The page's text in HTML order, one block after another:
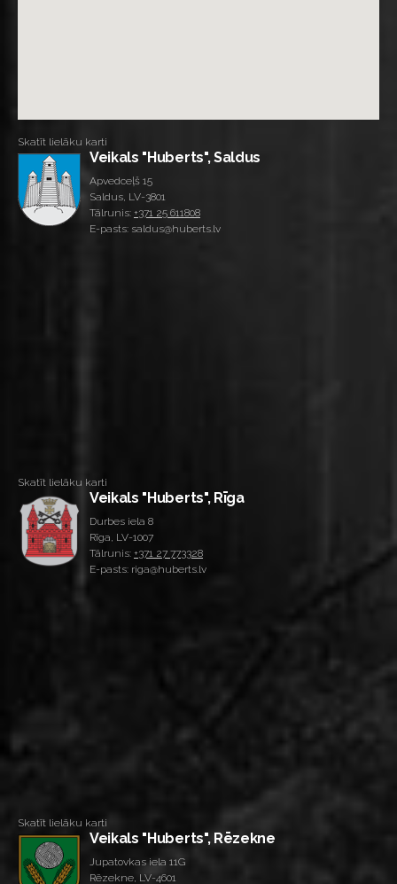
Skatīt lielāku karti
Veikals "Huberts", Saldus
Apvedceļš 15
Saldus, LV-3801
Tālrunis: +371 25 611808
E-pasts: saldus@huberts.lv
Skatīt lielāku karti
Veikals "Huberts", Rīga
Durbes iela 8
Rīga, LV-1007
Tālrunis: +371 27 773328
E-pasts: riga@huberts.lv
Skatīt lielāku karti
Veikals "Huberts", Rēzekne
Jupatovkas iela 11G
Rēzekne, LV-4601